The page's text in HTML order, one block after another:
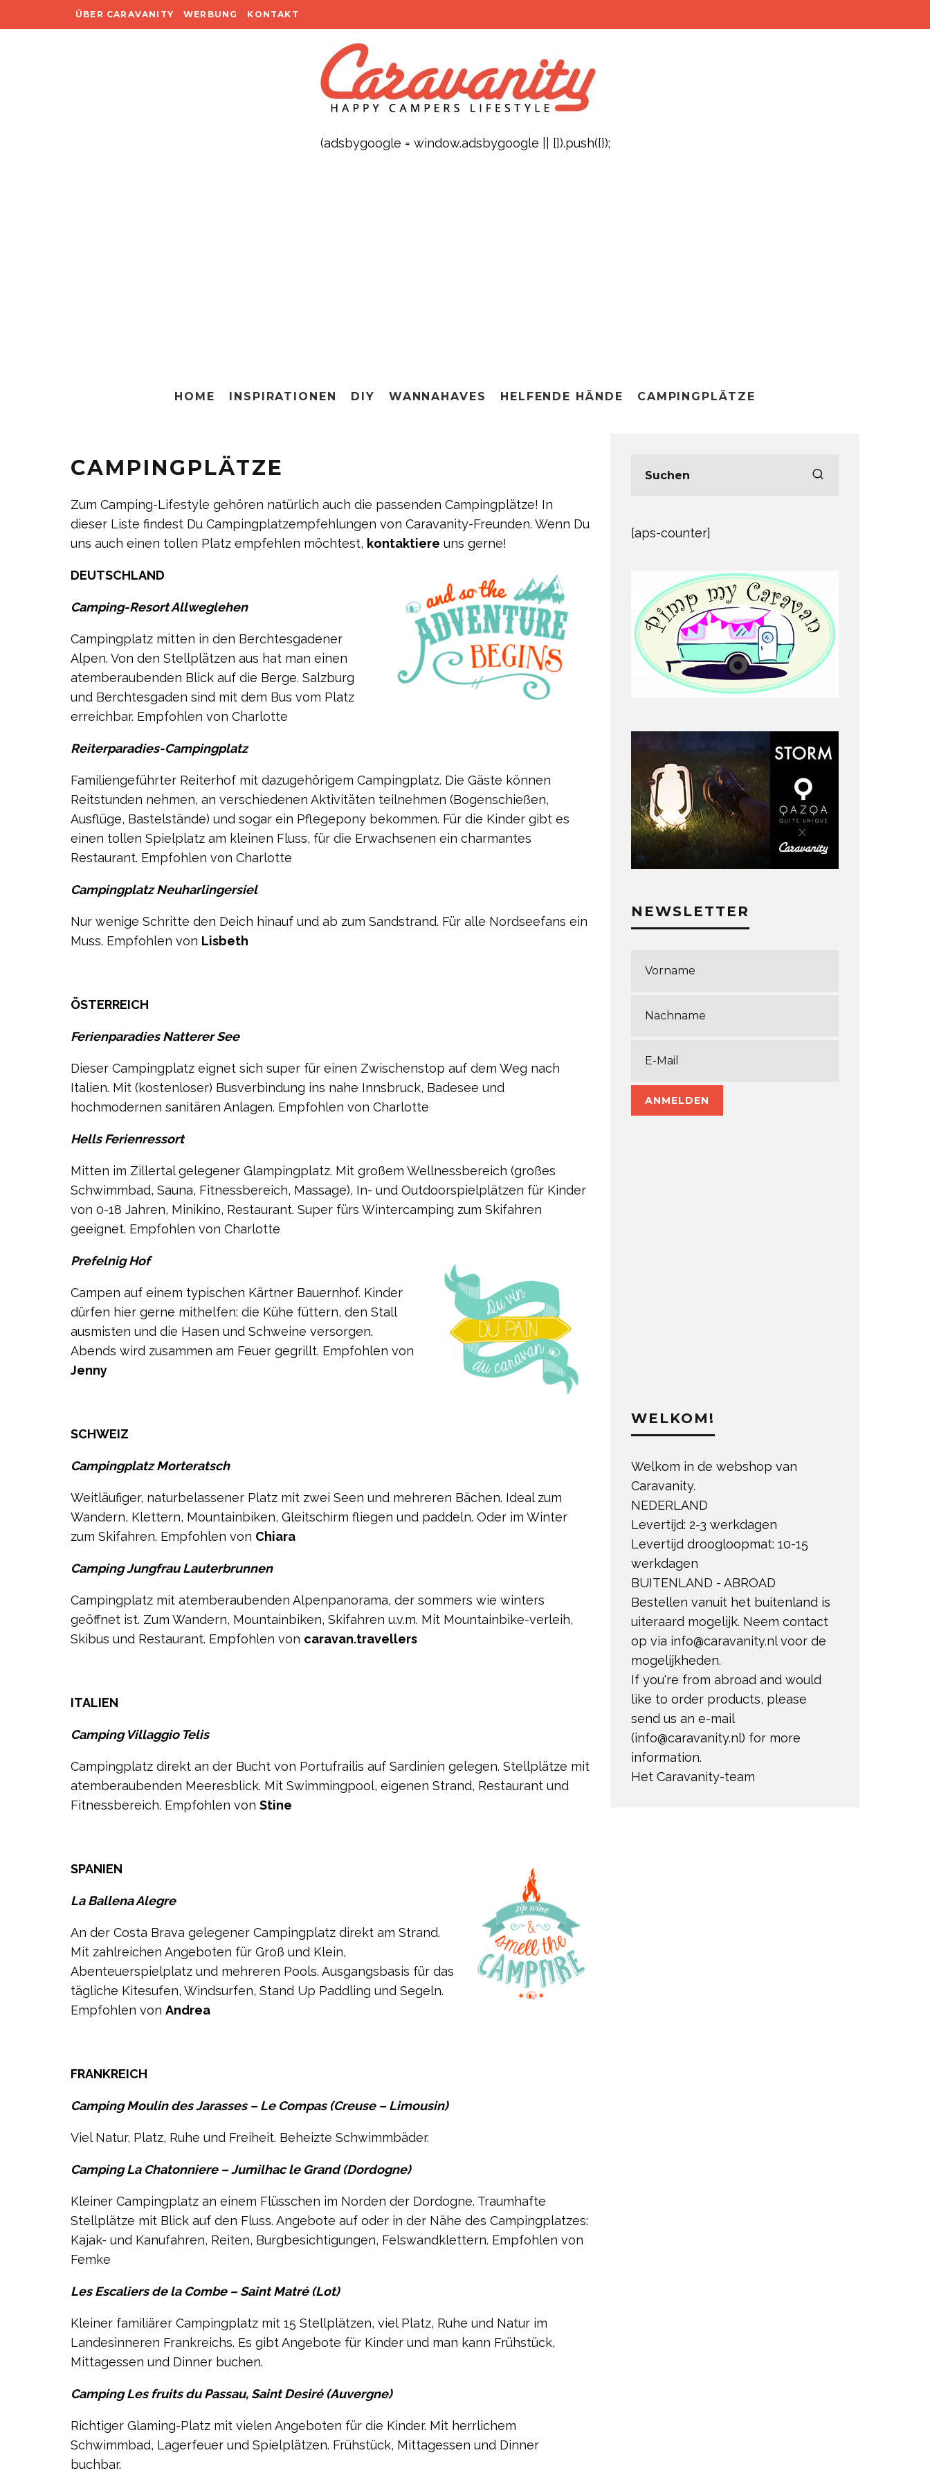
ÜBER CARAVANITY WERBUNG KONTAKT
(adsbygoogle = window.adsbygoogle || []).push({});
HOME INSPIRATIONEN DIY WANNAHAVES HELFENDE HÄNDE CAMPINGPLÄTZE
CAMPINGPLÄTZE
Zum Camping-Lifestyle gehören natürlich auch die passenden Campingplätze! In
dieser Liste findest Du Campingplatzempfehlungen von Caravanity-Freunden. Wenn Du
uns auch einen tollen Platz empfehlen möchtest, kontaktiere uns gerne!
DEUTSCHLAND
Camping-Resort Allweglehen
Campingplatz mitten in den Berchtesgadener
Alpen. Von den Stellplätzen aus hat man einen
atemberaubenden Blick auf die Berge. Salzburg
und Berchtesgaden sind mit dem Bus vom Platz
erreichbar. Empfohlen von Charlotte
Reiterparadies-Campingplatz
Familiengeführter Reiterhof mit dazugehörigem Campingplatz. Die Gäste können
Reitstunden nehmen, an verschiedenen Aktivitäten teilnehmen (Bogenschießen,
Ausflüge, Bastelstände) und sogar ein Pflegepony bekommen. Für die Kinder gibt es
einen tollen Spielplatz am kleinen Fluss, für die Erwachsenen ein charmantes
Restaurant. Empfohlen von Charlotte
Campingplatz Neuharlingersiel
Nur wenige Schritte den Deich hinauf und ab zum Sandstrand. Für alle Nordseefans ein
Muss. Empfohlen von Lisbeth
ÖSTERREICH
Ferienparadies Natterer See
Dieser Campingplatz eignet sich super für einen Zwischenstop auf dem Weg nach
Italien. Mit (kostenloser) Busverbindung ins nahe Innsbruck, Badesee und
hochmodernen sanitären Anlagen. Empfohlen von Charlotte
Hells Ferienressort
Mitten im Zillertal gelegener Glampingplatz. Mit großem Wellnessbereich (großes
Schwimmbad, Sauna, Fitnessbereich, Massage), In- und Outdoorspielplätzen für Kinder
von 0-18 Jahren, Minikino, Restaurant. Super fürs Wintercamping zum Skifahren
geeignet. Empfohlen von Charlotte
Prefelnig Hof
Campen auf einem typischen Kärtner Bauernhof. Kinder
dürfen hier gerne mithelfen: die Kühe füttern, den Stall
ausmisten und die Hasen und Schweine versorgen.
Abends wird zusammen am Feuer gegrillt. Empfohlen von
Jenny
SCHWEIZ
Campingplatz Morteratsch
Weitläufiger, naturbelassener Platz mit zwei Seen und mehreren Bächen. Ideal zum
Wandern, Klettern, Mountainbiken, Gleitschirm fliegen und paddeln. Oder im Winter
zum Skifahren. Empfohlen von Chiara
Camping Jungfrau Lauterbrunnen
Campingplatz mit atemberaubenden Alpenpanorama, der sommers wie winters
geöffnet ist. Zum Wandern, Mountainbiken, Skifahren u.v.m. Mit Mountainbike-verleih,
Skibus und Restaurant. Empfohlen von caravan.travellers
ITALIEN
Camping Villaggio Telis
Campingplatz direkt an der Bucht von Portufrailis auf Sardinien gelegen. Stellplätze mit
atemberaubenden Meeresblick. Mit Swimmingpool, eigenen Strand, Restaurant und
Fitnessbereich. Empfohlen von Stine
SPANIEN
La Ballena Alegre
An der Costa Brava gelegener Campingplatz direkt am Strand.
Mit zahlreichen Angeboten für Groß und Klein,
Abenteuerspielplatz und mehreren Pools. Ausgangsbasis für das
tägliche Kitesufen, Windsurfen, Stand Up Paddling und Segeln.
Empfohlen von Andrea
FRANKREICH
Camping Moulin des Jarasses – Le Compas (Creuse – Limousin)
Viel Natur, Platz, Ruhe und Freiheit. Beheizte Schwimmbäder.
Camping La Chatonniere – Jumilhac le Grand (Dordogne)
Kleiner Campingplatz an einem Flüsschen im Norden der Dordogne. Traumhafte
Stellplätze mit Blick auf den Fluss. Angebote auf oder in der Nähe des Campingplatzes:
Kajak- und Kanufahren, Reiten, Burgbesichtigungen, Felswandklettern. Empfohlen von
Femke
Les Escaliers de la Combe – Saint Matré (Lot)
Kleiner familiärer Campingplatz mit 15 Stellplätzen, viel Platz, Ruhe und Natur im
Landesinneren Frankreichs. Es gibt Angebote für Kinder und man kann Frühstück,
Mittagessen und Dinner buchen.
Camping Les fruits du Passau, Saint Desiré (Auvergne)
Richtiger Glaming-Platz mit vielen Angeboten für die Kinder. Mit herrlichem
Schwimmbad, Lagerfeuer und Spielplätzen. Frühstück, Mittagessen und Dinner
buchbar.
[aps-counter]
NEWSLETTER
WELKOM!
Welkom in de webshop van
Caravanity.
NEDERLAND
Levertijd: 2-3 werkdagen
Levertijd droogloopmat: 10-15
werkdagen
BUITENLAND - ABROAD
Bestellen vanuit het buitenland is
uiteraard mogelijk. Neem contact
op via info@caravanity.nlvoor de
mogelijkheden.
If you're from abroad and would
like to order products, please
send us an e-mail
(info@caravanity.nl) for more
information.
Het Caravanity-team